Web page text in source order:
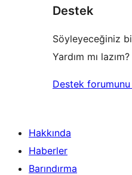
inceleme
Destek
Söyleyeceğiniz
Yardım mı lazım?
Destek
Hakkında
Haberler
Barındırma